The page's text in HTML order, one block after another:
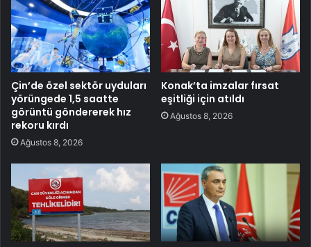
Çin’de özel sektör uyduları
yörüngede 1,5 saatte
görüntü göndererek hız
rekoru kırdı
Ağustos 8, 2026
Konak’ta imzalar fırsat
eşitliği için atıldı
Ağustos 8, 2026